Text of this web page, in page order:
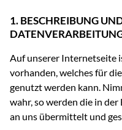
1. BESCHREIBUNG
Auf unserer Internetseite
vorhanden, welches für
genutzt werden kann.
wahr, so werden die in
an uns übermittelt und